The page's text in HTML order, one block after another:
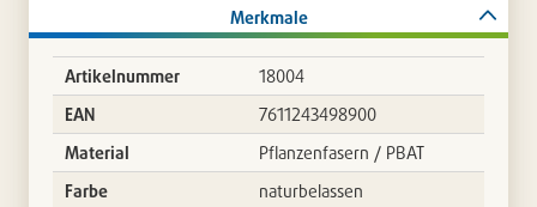
Merkmale
Artikelnummer
18004
EAN
7611243498900
Material
Pflanzenfasern / PBAT
Farbe
naturbelassen